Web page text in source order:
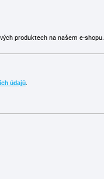
produktech na našem e-shopu.
údajů.